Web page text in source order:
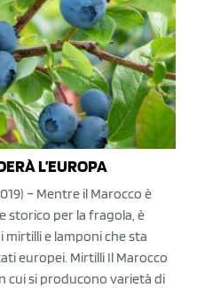
L’EUROPA
– Mentre il Marocco è
storico per la fragola, è
mirtilli e lamponi che sta
europei. Mirtilli Il Marocco
cui si producono varietà di